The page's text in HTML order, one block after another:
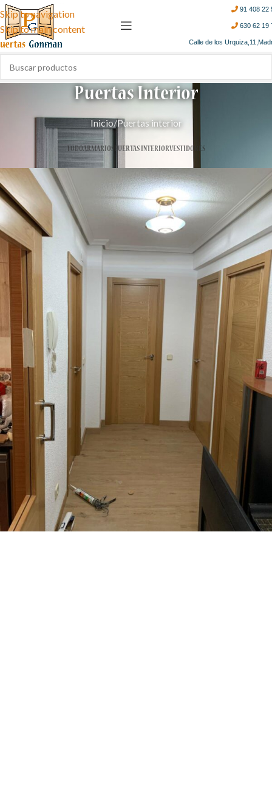
Skip to navigation
Skip to main content
91 408 22
630 62 19
Calle de los
Puertas Interior
Inicio Puertas interior
TODOARMARIOS PUERTAS INTERIORVESTIDORES